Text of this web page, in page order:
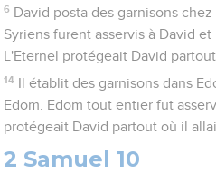
6 David posta des garnisons
Syriens furent asservis à David
L'Eternel protégeait David
14
Il établit des garnisons dans
Edom. Edom tout entier fut
protégeait David partout où il
2 Samuel 10